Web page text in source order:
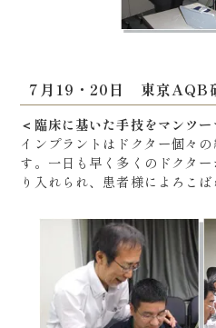
7月19・20日 東京AQB
＜臨床に基いた手技をマンツー
インプラントはドクター個々
す。一日も早く多くのドクタ
り入れられ、患者様によろこ